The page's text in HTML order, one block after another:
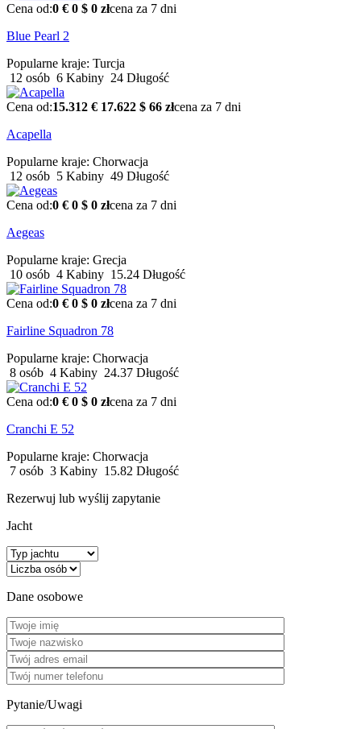
Cena od:0 € 0 $ 0 złcena za 7 dni
Blue Pearl 2
Popularne kraje: Turcja
12 osób 6 Kabiny 24 Długość
Cena od:15.312 € 17.622 $ 66 złcena za 7 dni
Acapella
Popularne kraje: Chorwacja
12 osób 5 Kabiny 49 Długość
Cena od:0 € 0 $ 0 złcena za 7 dni
Aegeas
Popularne kraje: Grecja
10 osób 4 Kabiny 15.24 Długość
Cena od:0 € 0 $ 0 złcena za 7 dni
Fairline Squadron 78
Popularne kraje: Chorwacja
8 osób 4 Kabiny 24.37 Długość
Cena od:0 € 0 $ 0 złcena za 7 dni
Cranchi E 52
Popularne kraje: Chorwacja
7 osób 3 Kabiny 15.82 Długość
Rezerwuj lub wyślij zapytanie
Jacht
Dane osobowe
Pytanie/Uwagi